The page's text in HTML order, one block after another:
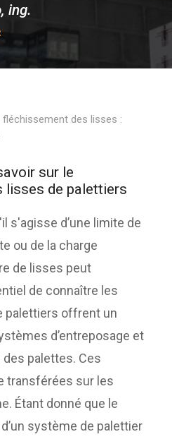
ing.
fléchissement des lisses :
sur le
lisses de palettiers
s'agisse d’une limite de
ou de la charge
de lisses peut
de connaître les
palettiers offrent un
d’entreposage et
palettes. Ces
transférées sur les
Étant donné que le
système de palettier